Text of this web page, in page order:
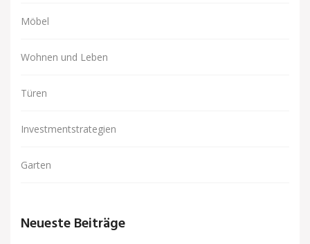
Möbel
Wohnen und Leben
Türen
Investmentstrategien
Garten
Neueste Beiträge